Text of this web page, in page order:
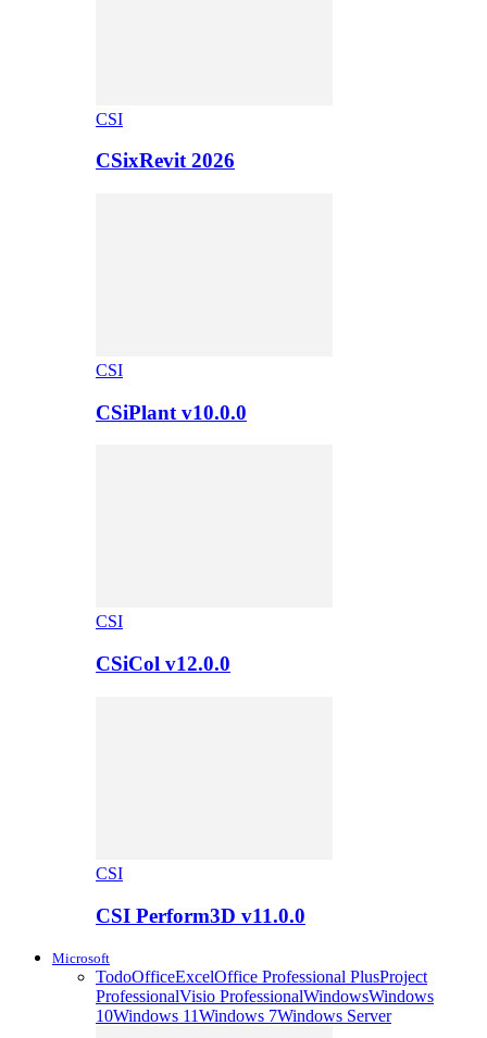
CSI
CSixRevit 2026
CSI
CSiPlant v10.0.0
CSI
CSiCol v12.0.0
CSI
CSI Perform3D v11.0.0
Microsoft
TodoOfficeExcelOffice Professional PlusProject
ProfessionalVisio ProfessionalWindowsWindows
10Windows 11Windows 7Windows Server